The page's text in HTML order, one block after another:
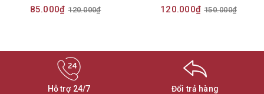
85.000₫ 120.000₫ 120.000₫ 150.000₫
Hỗ trợ 24/7 Đổi trả hàng